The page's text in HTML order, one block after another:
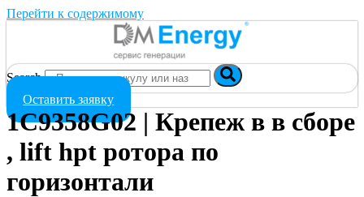
Перейти к содержимому
Search
Оставить заявку
1C9358G02 | Крепеж в в сборе
, lift hpt ротора по
горизонтали